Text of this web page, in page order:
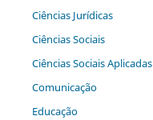
Ciências Jurídicas
Ciências Sociais
Ciências Sociais Aplicadas
Comunicação
Educação